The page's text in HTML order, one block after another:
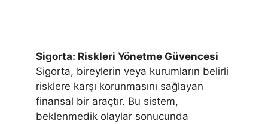
Sigorta: Riskleri Yönetme Güvencesi
Sigorta, bireylerin veya kurumların belirli
risklere karşı korunmasını sağlayan
finansal bir araçtır. Bu sistem,
beklenmedik olaylar sonucunda